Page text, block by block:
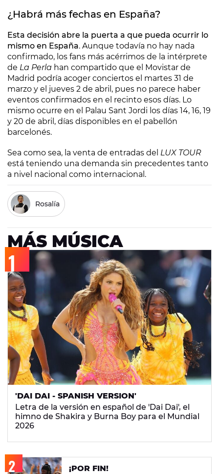
¿Habrá más fechas en España?
Esta decisión abre la puerta a que pueda ocurrir lo
mismo en España. Aunque todavía no hay nada
confirmado, los fans más acérrimos de la intérprete
de La Perla han compartido que el Movistar de
Madrid podría acoger conciertos el martes 31 de
marzo y el jueves 2 de abril, pues no parece haber
eventos confirmados en el recinto esos días. Lo
mismo ocurre en el Palau Sant Jordi los días 14, 16, 19
y 20 de abril, días disponibles en el pabellón
barcelonés.
Sea como sea, la venta de entradas del LUX TOUR
está teniendo una demanda sin precedentes tanto
a nivel nacional como internacional.
Rosalía
MÁS MÚSICA
'DAI DAI - SPANISH VERSION'
Letra de la versión en español de 'Dai Dai', el
himno de Shakira y Burna Boy para el Mundial
2026
¡POR FIN!